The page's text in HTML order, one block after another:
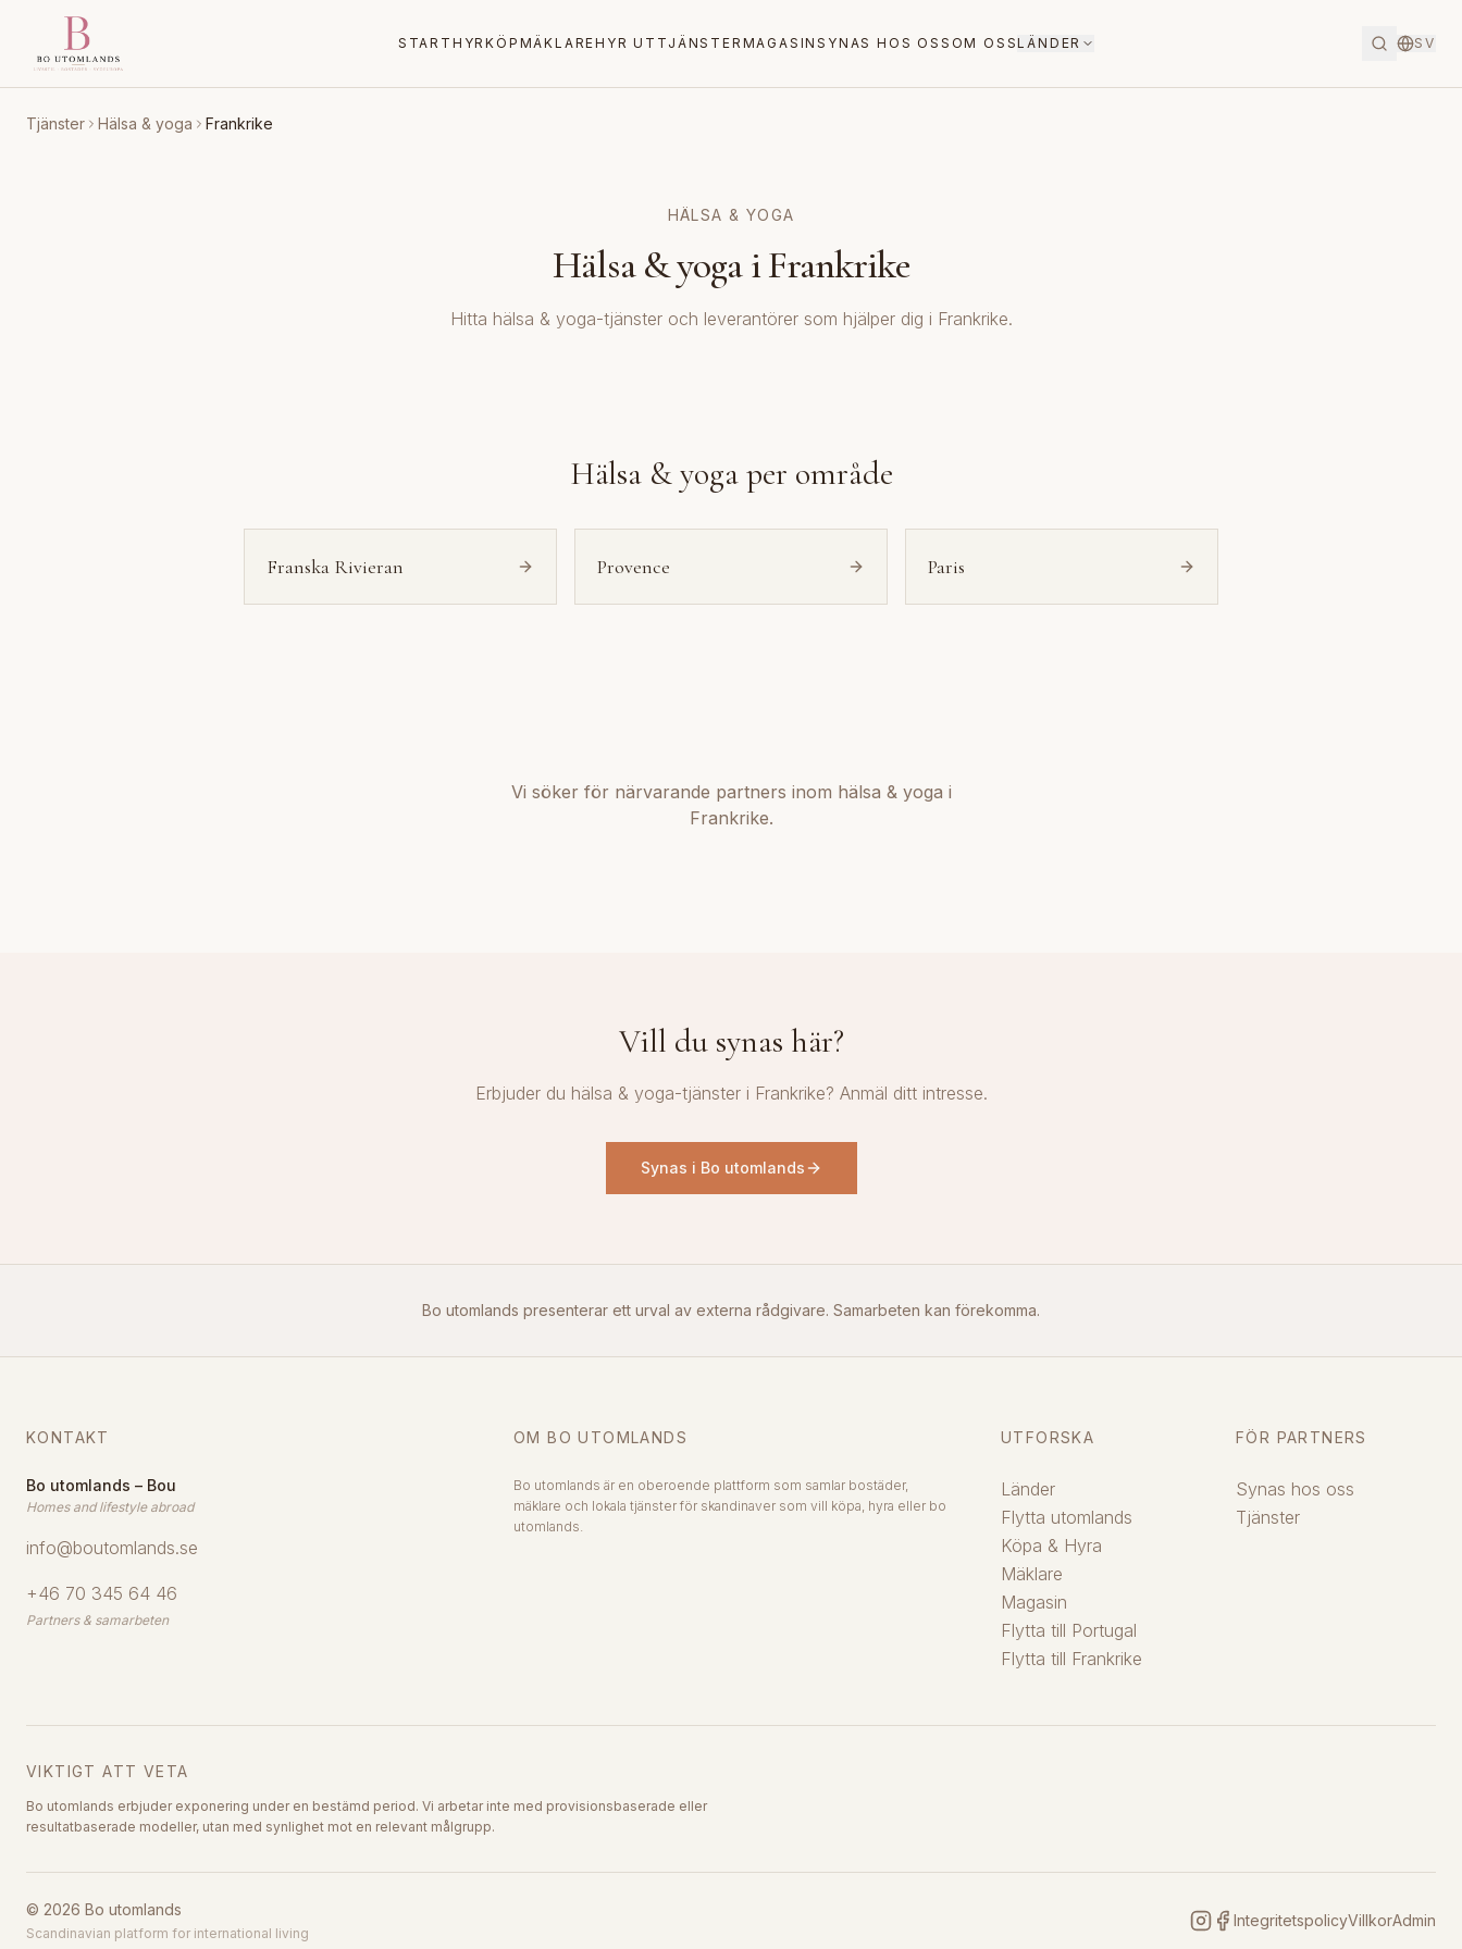
START HYRKÖP MÄKLAREHYR UT TJÄNSTER MAGASINSYNAS HOS OSS OM OSSLÄNDER SV
Tjänster Hälsa & yoga Frankrike
HÄLSA & YOGA
Hälsa & yoga i Frankrike
Hitta hälsa & yoga-tjänster och leverantörer som hjälper dig i Frankrike.
Hälsa & yoga per område
Franska Rivieran Provence Paris
Vi söker för närvarande partners inom hälsa & yoga i
Frankrike.
Vill du synas här?
Erbjuder du hälsa & yoga-tjänster i Frankrike? Anmäl ditt intresse.
Synas i Bo utomlands
Bo utomlands presenterar ett urval av externa rådgivare. Samarbeten kan förekomma.
KONTAKT
Bo utomlands – Bou
Homes and lifestyle abroad
info@boutomlands.se
+46 70 345 64 46
Partners & samarbeten
OM BO UTOMLANDS
Bo utomlands är en oberoende plattform som samlar bostäder,
mäklare och lokala tjänster för skandinaver som vill köpa, hyra eller bo
utomlands.
UTFORSKA
Länder
Flytta utomlands
Köpa & Hyra
Mäklare
Magasin
Flytta till Portugal
Flytta till Frankrike
FÖR PARTNERS
Synas hos oss
Tjänster
VIKTIGT ATT VETA
Bo utomlands erbjuder exponering under en bestämd period. Vi arbetar inte med provisionsbaserade eller
resultatbaserade modeller, utan med synlighet mot en relevant målgrupp.
© 2026 Bo utomlands
Scandinavian platform for international living
IntegritetspolicyVillkorAdmin